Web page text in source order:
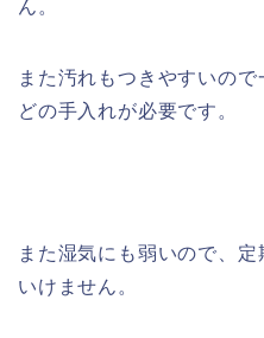
ん。
また汚れもつきやすいの
どの手入れが必要です。
また湿気にも弱いので、
いけません。